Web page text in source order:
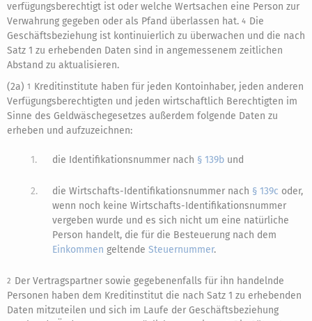
verfügungsberechtigt ist oder welche Wertsachen eine Person zur
Verwahrung gegeben oder als Pfand überlassen hat. 4 Die
Geschäftsbeziehung ist kontinuierlich zu überwachen und die nach
Satz 1 zu erhebenden Daten sind in angemessenem zeitlichen
Abstand zu aktualisieren.
(2a) 1
Kreditinstitute haben für jeden Kontoinhaber, jeden anderen
Verfügungsberechtigten und jeden wirtschaftlich Berechtigten im
Sinne des Geldwäschegesetzes außerdem folgende Daten zu
erheben und aufzuzeichnen:
1. die Identifikationsnummer nach § 139b und
2. die Wirtschafts-Identifikationsnummer nach § 139c oder,
wenn noch keine Wirtschafts-Identifikationsnummer
vergeben wurde und es sich nicht um eine natürliche
Person handelt, die für die Besteuerung nach dem
Einkommen geltendeSteuernummer.
2 Der Vertragspartner sowie gegebenenfalls für ihn handelnde
Personen haben dem Kreditinstitut die nach Satz 1 zu erhebenden
Daten mitzuteilen und sich im Laufe der Geschäftsbeziehung